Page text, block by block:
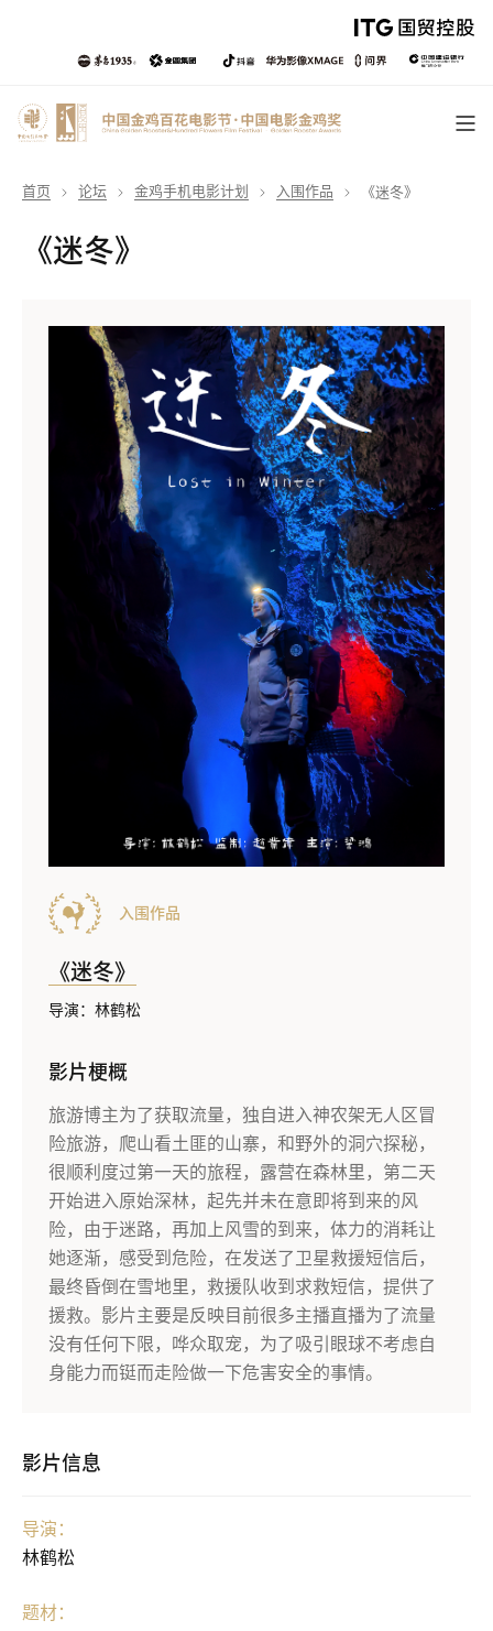
首页 论坛 金鸡手机电影计划 入围作品 《迷冬》
《迷冬》
《迷冬》
入围作品
导演：林鹤松
影片梗概
旅游博主为了获取流量，独自进入神农架无人区冒
险旅游，爬山看土匪的山寨，和野外的洞穴探秘，
很顺利度过第一天的旅程，露营在森林里，第二天
开始进入原始深林，起先并未在意即将到来的风
险，由于迷路，再加上风雪的到来，体力的消耗让
她逐渐，感受到危险，在发送了卫星救援短信后，
最终昏倒在雪地里，救援队收到求救短信，提供了
援救。影片主要是反映目前很多主播直播为了流量
没有任何下限，哗众取宠，为了吸引眼球不考虑自
身能力而铤而走险做一下危害安全的事情。
影片信息
导演：
林鹤松
题材：